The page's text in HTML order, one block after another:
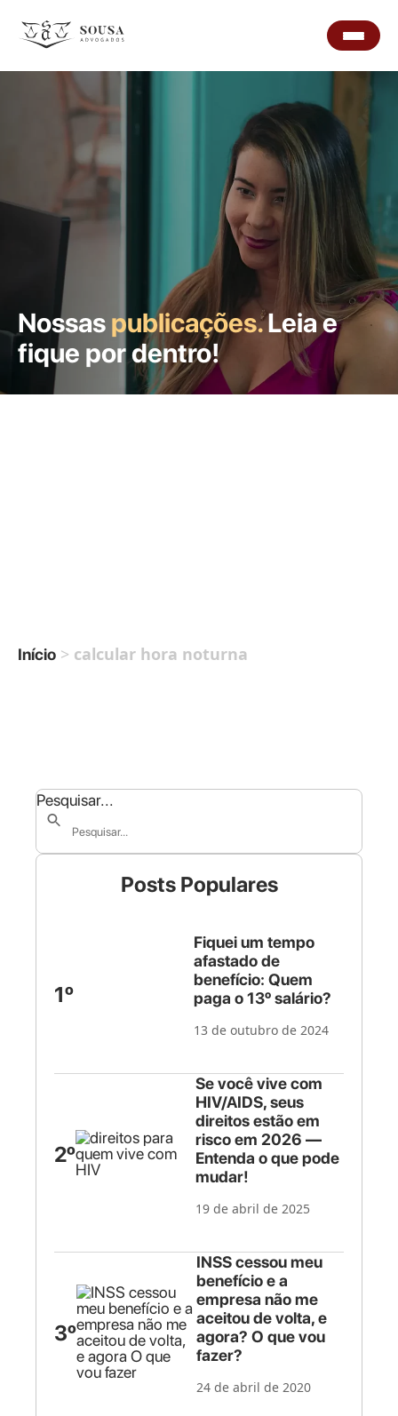
Nossaspublicações.Leia e
fique por dentro!
Início > calcular hora noturna
Pesquisar...
Posts Populares
1º
Fiquei um tempo
afastado de
benefício: Quem
paga o 13º salário?
13 de outubro de 2024
2º
Se você vive com
HIV/AIDS, seus
direitos estão em
risco em 2026 —
Entenda o que pode
mudar!
19 de abril de 2025
3º
INSS cessou meu
benefício e a
empresa não me
aceitou de volta, e
agora? O que vou
fazer?
24 de abril de 2020